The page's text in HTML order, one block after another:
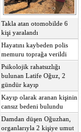
Takla atan otomobilde 6
kişi yaralandı
Hayatını kaybeden polis
memuru toprağa verildi
Psikolojik rahatsızlığı
bulunan Latife Oğuz, 2
gündür kayıp
Kayıp olarak aranan kişinin
cansız bedeni bulundu
Damdan düşen Oğuzhan,
organlarıyla 2 kişiye umut